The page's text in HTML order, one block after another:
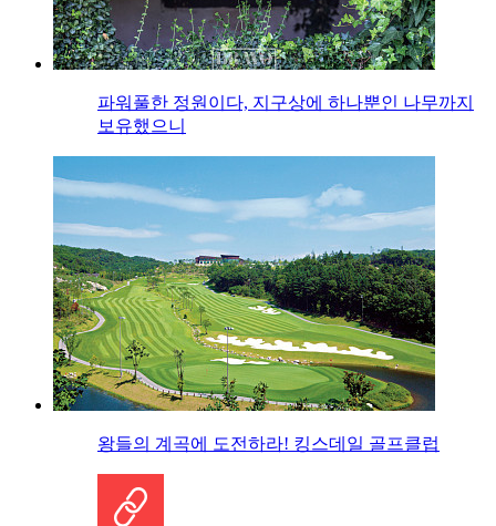
파워풀한 정원이다, 지구상에 하나뿐인 나무까지
보유했으니
왕들의 계곡에 도전하라! 킹스데일 골프클럽